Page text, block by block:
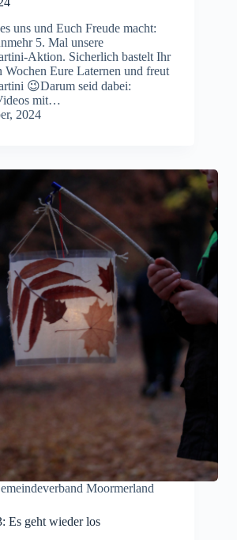
uns und Euch Freude macht:
5. Mal unsere
Aktion. Sicherlich bastelt Ihr
Wochen Eure Laternen und freut
😉Darum seid dabei:
mit…
2024
Moormerland
Es geht wieder los